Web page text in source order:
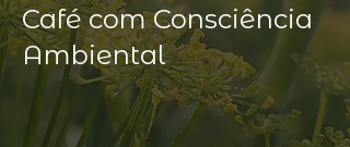
Café com Consciência
Ambiental